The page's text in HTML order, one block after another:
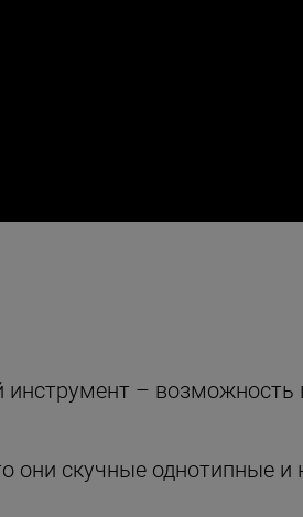
инструмент –
они скучные однотипные и